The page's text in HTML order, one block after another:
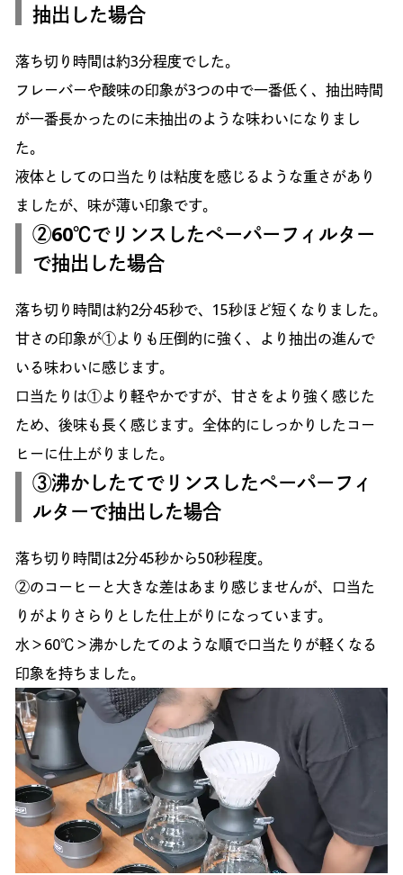
抽出した場合
落ち切り時間は約3分程度でした。
フレーバーや酸味の印象が3つの中で一番低く、抽出時間
が一番長かったのに未抽出のような味わいになりまし
た。
液体としての口当たりは粘度を感じるような重さがあり
ましたが、味が薄い印象です。
②60℃でリンスしたペーパーフィルター
で抽出した場合
落ち切り時間は約2分45秒で、15秒ほど短くなりました。
甘さの印象が①よりも圧倒的に強く、より抽出の進んで
いる味わいに感じます。
口当たりは①より軽やかですが、甘さをより強く感じた
ため、後味も長く感じます。全体的にしっかりしたコー
ヒーに仕上がりました。
③沸かしたてでリンスしたペーパーフィ
ルターで抽出した場合
落ち切り時間は2分45秒から50秒程度。
②のコーヒーと大きな差はあまり感じませんが、口当た
りがよりさらりとした仕上がりになっています。
水＞60℃＞沸かしたてのような順で口当たりが軽くなる
印象を持ちました。